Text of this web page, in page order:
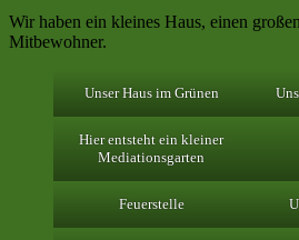
Wir haben ein kleines Haus, einen
Mitbewohner.
Unser Haus im Grünen
Hier entsteht ein kleiner
Mediationsgarten
Feuerstelle